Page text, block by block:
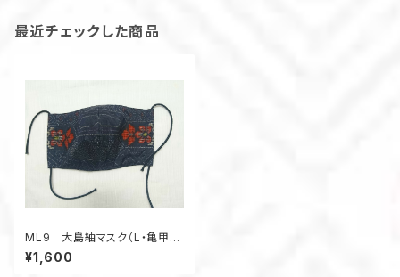
最近チェックした商品
ML9 大島紬マスク（L・亀甲
柄）
¥1,600